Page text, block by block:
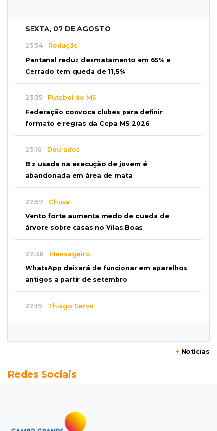
SEXTA, 07 DE AGOSTO
23:54 Redução
Pantanal reduz desmatamento em 65% e
Cerrado tem queda de 11,5%
23:35 Futebol de MS
Federação convoca clubes para definir
formato e regras da Copa MS 2026
23:16 Dourados
Biz usada na execução de jovem é
abandonada em área de mata
22:57 Chuva
Vento forte aumenta medo de queda de
árvore sobre casas no Vilas Boas
22:38 Mensageiro
WhatsApp deixará de funcionar em aparelhos
antigos a partir de setembro
22:19 Thiago Servo
Semana vai começar com 909 novas
Flagrante
Motorista atinge carro parado, perde
+ Notícias
Redes Sociais